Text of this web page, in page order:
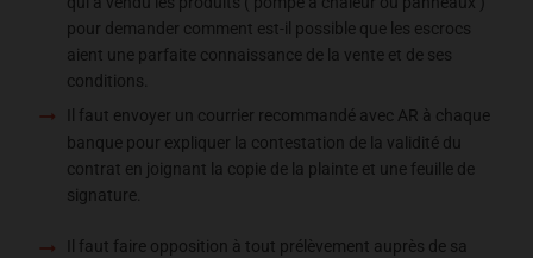
pour demander comment est-il possible que les escrocs
aient une parfaite connaissance de la vente et de ses
conditions.
Il faut envoyer un courrier recommandé avec AR à chaque
banque pour expliquer la contestation de la validité du
contrat en joignant la copie de la plainte et une feuille de
signature.
Il faut faire opposition à tout prélèvement auprès de sa